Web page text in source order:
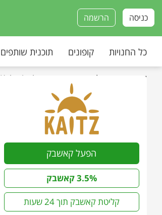
הרשמה כניסה
כל החנויות קופונים תוכנית שותפים
עמוד הבית כל החנויות Kaitz Activewear | קיץ
הפעל קאשבק
3.5% קאשבק
קליטת קאשבק תוך 24 שעות